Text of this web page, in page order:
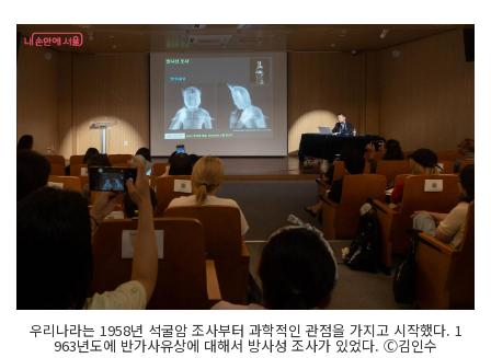
우리나라는 1958년 석굴암 조사부터 과학적인 관점을 가지고 시작했다. 1
963년도에 반가사유상에 대해서 방사성 조사가 있었다. Ⓒ김인수